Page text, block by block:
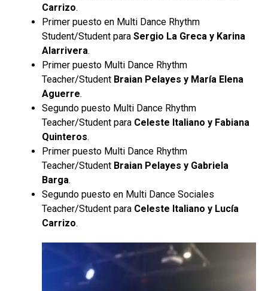
Carrizo.
Primer puesto en Multi Dance Rhythm
Student/Student para Sergio La Greca y Karina
Alarrivera.
Primer puesto Multi Dance Rhythm
Teacher/Student Braian Pelayes y María Elena
Aguerre.
Segundo puesto Multi Dance Rhythm
Teacher/Student para Celeste Italiano y Fabiana
Quinteros.
Primer puesto Multi Dance Rhythm
Teacher/Student Braian Pelayes y Gabriela
Barga.
Segundo puesto en Multi Dance Sociales
Teacher/Student para Celeste Italiano y Lucía
Carrizo.